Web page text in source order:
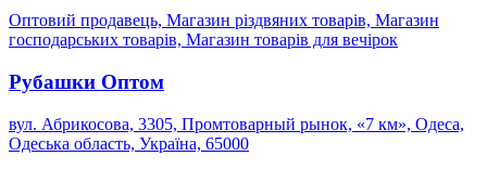
Оптовий продавець, Магазин різдвяних товарів, Магазин
господарських товарів, Магазин товарів для вечірок
Рубашки Оптом
вул. Абрикосова, 3305, Промтоварный рынок, «7 км», Одеса,
Одеська область, Україна, 65000